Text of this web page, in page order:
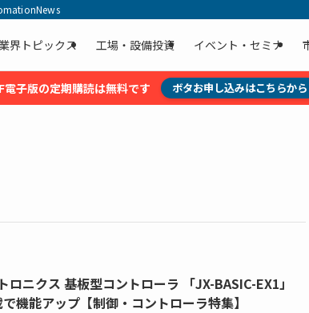
界トピックス 工場・設備投資 イベント・セミナ
子版の定期購読は無料です ボタお申し込みはこちらから
ロニクス 基板型コントローラ 「JX-BASIC-EX1」
機能アップ【制御・コントローラ特集】